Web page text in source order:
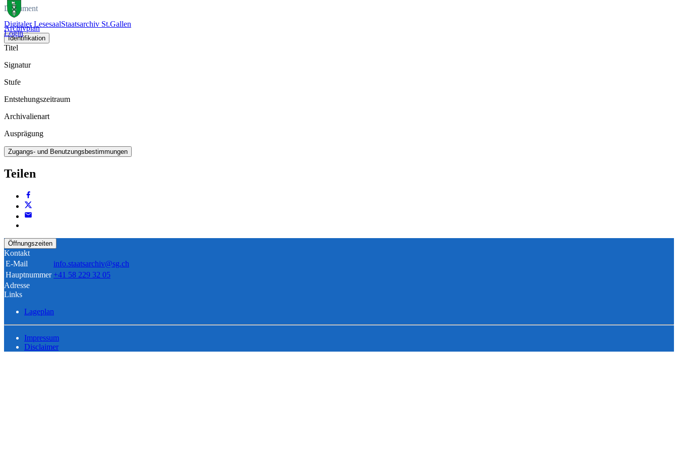
Digitaler LesesaalStaatsarchiv St.Gallen
Login
Dokument
Archivplan
Identifikation
Titel
Signatur
Stufe
Entstehungszeitraum
Archivalienart
Ausprägung
Zugangs- und Benutzungsbestimmungen
Teilen
Öffnungszeiten
Kontakt
E-Mail
info.staatsarchiv@sg.ch
Hauptnummer +41 58 229 32 05
Adresse
Links
Lageplan
Impressum
Disclaimer